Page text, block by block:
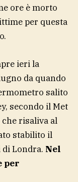
ore è morto
per questa
ieri la
da quando
salito
secondo il Met
risaliva al
stabilito il
Londra. Nel
per